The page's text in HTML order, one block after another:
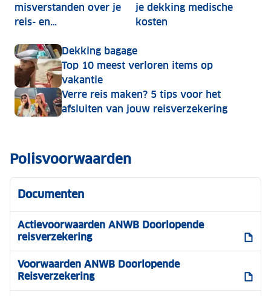
misverstanden over je
reis- en
je dekking medische
kosten
Dekking bagage
Top 10 meest verloren items op
vakantie
Verre reis maken? 5 tips voor het
afsluiten van jouw reisverzekering
Polisvoorwaarden
Documenten
Actievoorwaarden ANWB Doorlopende
reisverzekering
Voorwaarden ANWB Doorlopende
Reisverzekering